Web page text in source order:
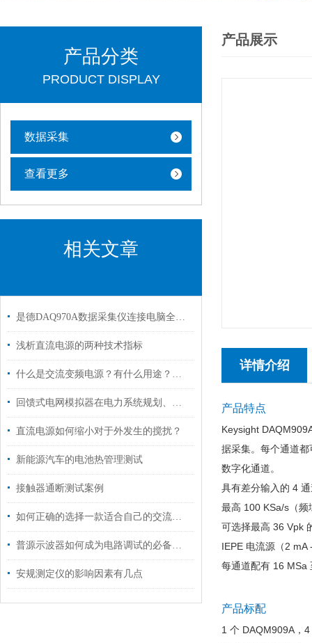
产品分类
PRODUCT DISPLAY
数据采集
查看更多
相关文章
是德DAQ970A数据采集仪连接电脑全攻略
浅析直流电源的两种技术指标
什么是交流变频电源？有什么用途？主要应用哪方面？
回馈式电网模拟器在电力系统规划、运营和维护方面起着重要的作用
直流电源如何缩小对于外发生的搅扰？
新能源汽车的电池热管理测试
接触器通断测试案例
如何正确的选择一款适合自己的交流电源
普源示波器如何成为电路调试的必备神器？
安规测定仪的影响因素有几点
产品展示
详情介绍
产品特点
Keysight
据采集。每个通道
数字化通道。
具有差分输入的 4
最高 100 KSa/s（
可选择最高 36 Vpk
IEPE 电流源（2 mA
每通道配有 16 MSa
产品标配
1 个 DAQM909A，